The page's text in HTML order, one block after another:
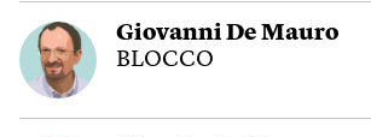
Giovanni De Mauro
BLOCCO